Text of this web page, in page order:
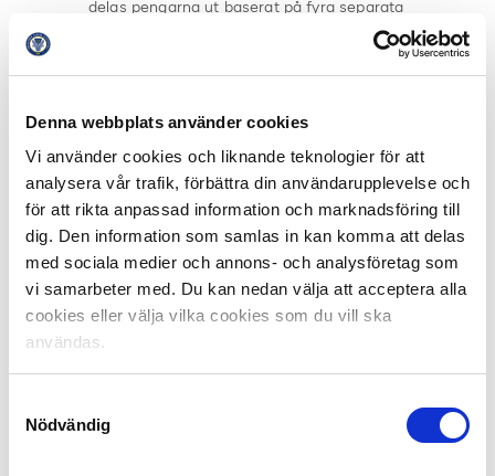
Denna webbplats använder cookies
Vi använder cookies och liknande teknologier för att
analysera vår trafik, förbättra din användarupplevelse och
för att rikta anpassad information och marknadsföring till
dig. Den information som samlas in kan komma att delas
med sociala medier och annons- och analysföretag som
vi samarbeter med. Du kan nedan välja att acceptera alla
cookies eller välja vilka cookies som du vill ska
användas.
Nödvändig
delas pengarna ut baserat på fyra separata
tabeller med varsin fast totalpott: Högst
totalpublik över säsongen, störst procentuell
bortapublik. Placeringen i respektive tabell har en
fast summa pengar kopplad till sig, ju högre
placering desto högre summa pengar.
Även om en klubb minskar sin publik så är den
fortfarande garanterad minst 200 000 kronor.
Läs mer om Publikstödet här
Gemensamt arbete för att utveckla elitfotbollen
Svensk Elitfotboll och Unibet. Under de fyra åren med
Unibet som huvudsponsor till Allsvenskan och